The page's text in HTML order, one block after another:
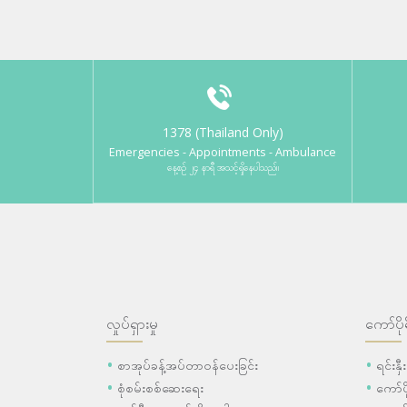
1378 (Thailand Only)
Emergencies - Appointments - Ambulance
နေ့စဉ် ၂၄ နာရီ အသင့်ရှိနေပါသည်။
လှုပ်ရှားမှု
စာအုပ်ခန့်အပ်တာဝန်ပေးခြင်း
စုံစမ်းစစ်ဆေးရေး
ကော်
ရင်း
ကေ